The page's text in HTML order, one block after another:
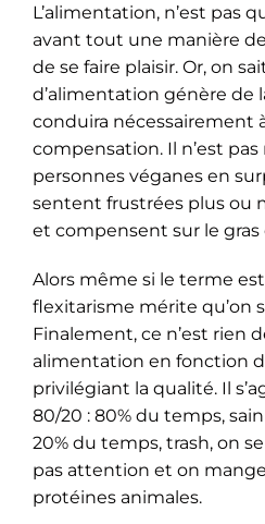
L’alimentation, n’est pas
avant tout une manière
de se faire plaisir. Or, on
d’alimentation génère de
conduira nécessairement
compensation. Il n’est pas
personnes véganes en
sentent frustrées plus ou
et compensent sur le gras
Alors même si le terme
flexitarisme mérite qu’on
Finalement, ce n’est rien
alimentation en fonction
privilégiant la qualité. Il
80/20 : 80% du temps,
20% du temps, trash, on
pas attention et on
protéines animales.